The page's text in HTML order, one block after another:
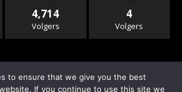
4,714
Volgers
4
Volgers
to ensure that we give you the best
If you continue to use this site we